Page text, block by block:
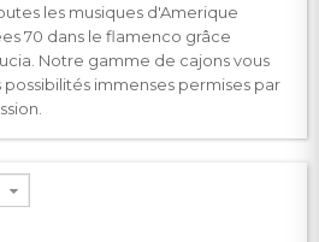
les musiques d'Amerique
70 dans le flamenco grâce
Notre gamme de cajons vous
immenses permises par